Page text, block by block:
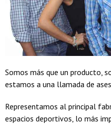
Somos más que un producto,
estamos a una llamada de
Representamos al principal
espacios deportivos, lo más